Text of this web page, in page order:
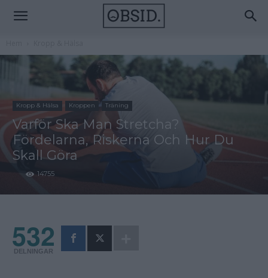
Kropp & Hälsa Kroppen Träning
Varför Ska Man Stretcha?
Fördelarna, Riskerna Och Hur Du
Skall Göra
14755
532
DELNINGAR